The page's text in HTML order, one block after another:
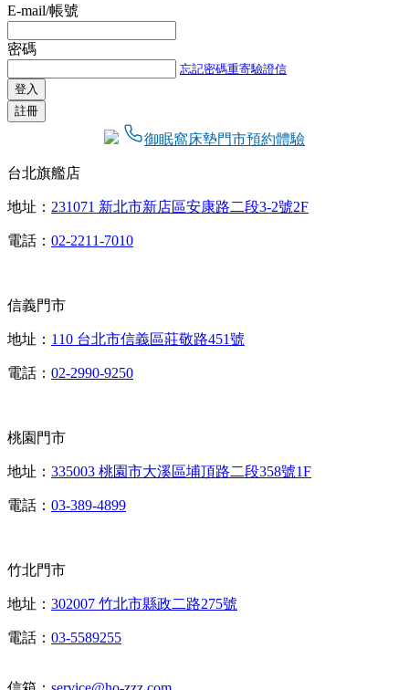
E-mail/帳號
密碼
忘記密碼重寄驗證信
登入
註冊
御眠窩床墊門市預約體驗
台北旗艦店
地址： 231071 新北市新店區安康路二段3-2號2F
電話： 02-2211-7010
信義門市
地址： 110 台北市信義區莊敬路451號
電話： 02-2990-9250
桃園門市
地址： 335003 桃園市大溪區埔頂路二段358號1F
電話： 03-389-4899
竹北門市
地址： 302007 竹北市縣政二路275號
電話： 03-5589255